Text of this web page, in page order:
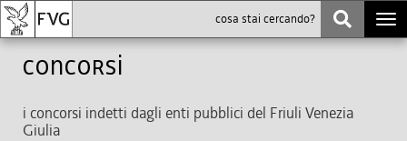
Concorsi
i concorsi indetti dagli enti pubblici del Friuli Venezia
Giulia